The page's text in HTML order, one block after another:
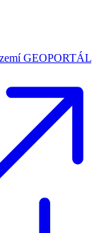
GEOPORTÁL